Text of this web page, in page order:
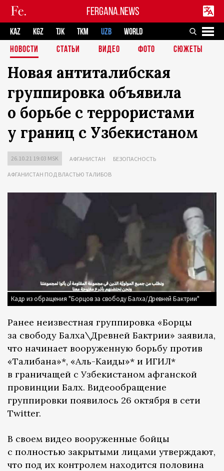
FERGANA.NEWS
KAZ KGZ TJK TKM UZB
WORLD
НОВОСТИ
СТАТЬИ ВИДЕО ФОТО СЮЖЕТЫ
Новая антиталибская
группировка объявила
о борьбе с террористами
у границ с Узбекистаном
26.10.21 19:03 MSK АФГАНИСТАН БЕЗОПАСНОСТЬ
АФГАНИСТАН ПОД ВЛАСТЬЮ ТАЛИБОВ
Кадр из обращения "Борцов за свободу Балха/Древней Бактрии"
Ранее неизвестная группировка «Борцы
за свободу Балха\Древней Бактрии» заявила,
что начинает вооруженную борьбу против
«Талибана»*, «Аль-Каиды»* и ИГИЛ*
в граничащей с Узбекистаном афганской
провинции Балх. Видеообращение
группировки появилось 26 октября в сети
Twitter.
В своем видео вооруженные бойцы
с полностью закрытыми лицами утверждают,
что под их контролем находится половина